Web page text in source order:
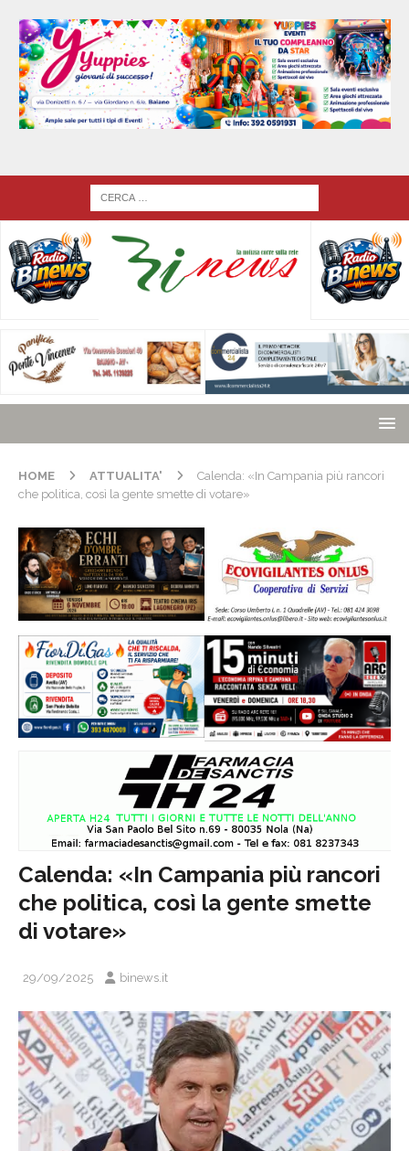
HOME ATTUALITA'
Calenda: «In Campania più rancori
che politica, così la gente smette di votare»
Calenda: «In Campania più rancori
che politica, così la gente smette
di votare»
29/09/2025 binews.it